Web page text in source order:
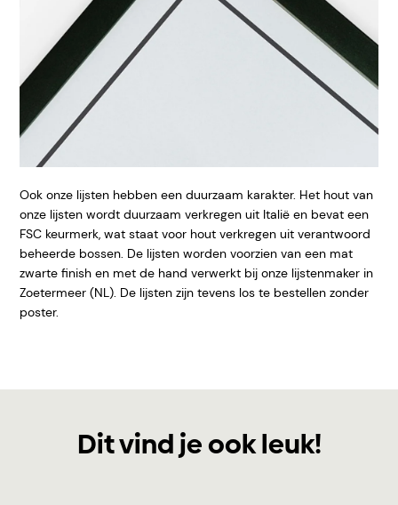
Ook onze lijsten hebben een duurzaam karakter. Het hout van
onze lijsten wordt duurzaam verkregen uit Italië en bevat een
FSC keurmerk, wat staat voor hout verkregen uit verantwoord
beheerde bossen. De lijsten worden voorzien van een mat
zwarte finish en met de hand verwerkt bij onze lijstenmaker in
Zoetermeer (NL). De lijsten zijn tevens los te bestellen zonder
poster.
Dit vind je ook leuk!